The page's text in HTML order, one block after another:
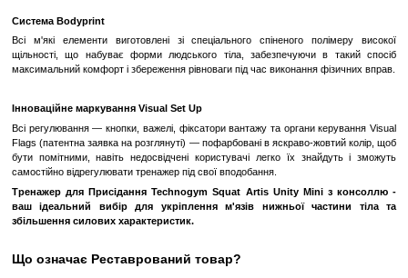
Інтерфейс UNITYTM MINI працює як персональний
виконуйте вправи, отримуйте підказки віртуального тренера та
— екран завжди буде перед очима.
Виконання присідань на цій моделі убезпечить хребет від
завдяки спинці, що дає змогу завжди дотримуватися
корпусу.Панель UNITYTM MINI не тільки зображає
амплітуду виконання вправи, а також виводить масу іншої
дає змогу завантажити результати в сервіс Wellness System.
базових вправ з абсолютною безпекою й небувалою
Контрольована траєкторія виконання присідань